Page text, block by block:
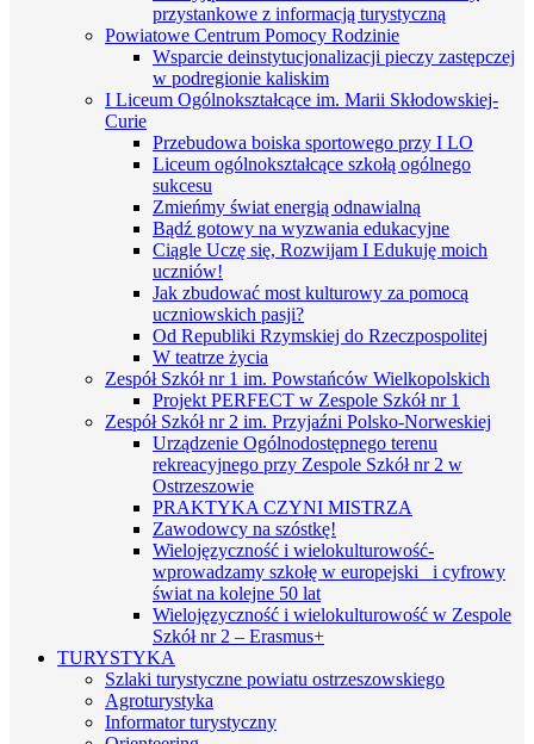
przystankowe z informacją turystyczną
Powiatowe Centrum Pomocy Rodzinie
Wsparcie deinstytucjonalizacji pieczy zastępczej
w podregionie kaliskim
I Liceum Ogólnokształcące im. Marii Skłodowskiej-
Curie
Przebudowa boiska sportowego przy I LO
Liceum ogólnokształcące szkołą ogólnego
sukcesu
Zmieńmy świat energią odnawialną
Bądź gotowy na wyzwania edukacyjne
Ciągle Uczę się, Rozwijam I Edukuję moich
uczniów!
Jak zbudować most kulturowy za pomocą
uczniowskich pasji?
Od Republiki Rzymskiej do Rzeczpospolitej
W teatrze życia
Zespół Szkół nr 1 im. Powstańców Wielkopolskich
Projekt PERFECT w Zespole Szkół nr 1
Zespół Szkół nr 2 im. Przyjaźni Polsko-Norweskiej
Urządzenie Ogólnodostępnego terenu
rekreacyjnego przy Zespole Szkół nr 2 w
Ostrzeszowie
PRAKTYKA CZYNI MISTRZA
Zawodowcy na szóstkę!
Wielojęzyczność i wielokulturowość-
wprowadzamy szkołę w europejski i cyfrowy
świat na kolejne 50 lat
Wielojęzyczność i wielokulturowość w Zespole
Szkół nr 2 – Erasmus+
TURYSTYKA
Szlaki turystyczne powiatu ostrzeszowskiego
Agroturystyka
Informator turystyczny